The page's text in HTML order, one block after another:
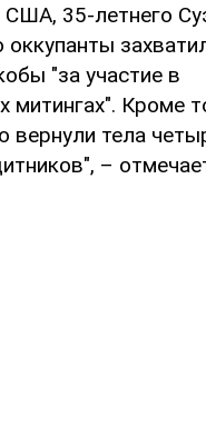
США, 35-летнего
оккупанты
"за участие в
митингах". Кроме
вернули тела
–